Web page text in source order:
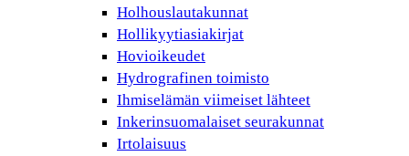
Holhouslautakunnat
Hollikyytiasiakirjat
Hovioikeudet
Hydrografinen toimisto
Ihmiselämän viimeiset lähteet
Inkerinsuomalaiset seurakunnat
Irtolaisuus